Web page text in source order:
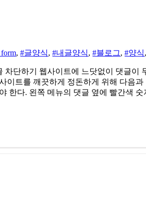
,#글양식,#내글양식,#블로그,#양식
차단하기 웹사이트에 느닷없이 댓글
트를 깨끗하게 정돈하게 위해 다음
한다. 왼쪽 메뉴의 댓글 옆에 빨간색